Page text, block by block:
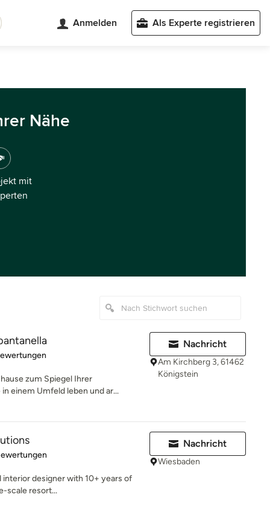
Anmelden Als Experte registrieren
Nähe
mit
5 von 5 Sternen
zum Spiegel Ihrer
einem Umfeld leben und ar...
Nachricht
Am Kirchberg 3, 61462
Königstein
4.8 von 5 Sternen
designer with 10+ years of
scale resort...
Nachricht
Wiesbaden